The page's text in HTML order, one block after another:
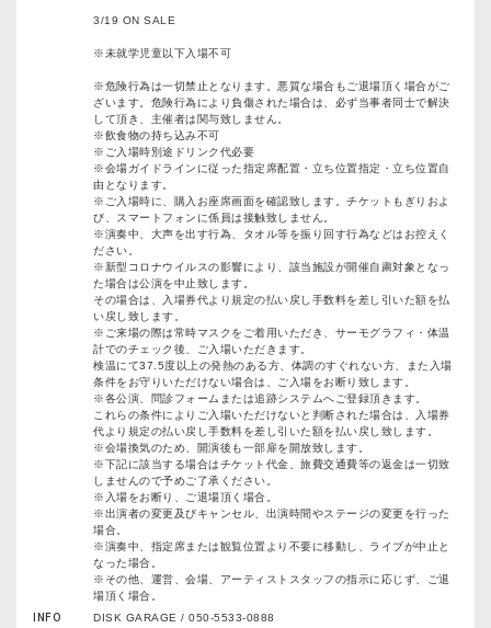
3/19 ON SALE
※未就学児童以下入場不可
※危険行為は一切禁止となります。悪質な場合もご退場頂く場合がご
ざいます。危険行為により負傷された場合は、必ず当事者同士で解決
して頂き、主催者は関与致しません。
※飲食物の持ち込み不可
※ご入場時別途ドリンク代必要
※会場ガイドラインに従った指定席配置・立ち位置指定・立ち位置自
由となります。
※ご入場時に、購入お座席画面を確認致します。チケットもぎりおよ
び、スマートフォンに係員は接触致しません。
※演奏中、大声を出す行為、タオル等を振り回す行為などはお控えく
ださい。
※新型コロナウイルスの影響により、該当施設が開催自粛対象となっ
た場合は公演を中止致します。
その場合は、入場券代より規定の払い戻し手数料を差し引いた額を払
い戻し致します。
※ご来場の際は常時マスクをご着用いただき、サーモグラフィ・体温
計でのチェック後、ご入場いただきます。
検温にて37.5度以上の発熱のある方、体調のすぐれない方、また入場
条件をお守りいただけない場合は、ご入場をお断り致します。
※各公演、問診フォームまたは追跡システムへご登録頂きます。
これらの条件によりご入場いただけないと判断された場合は、入場券
代より規定の払い戻し手数料を差し引いた額を払い戻し致します。
※会場換気のため、開演後も一部扉を開放致します。
※下記に該当する場合はチケット代金、旅費交通費等の返金は一切致
しませんので予めご了承ください。
※入場をお断り、ご退場頂く場合。
※出演者の変更及びキャンセル、出演時間やステージの変更を行った
場合。
※演奏中、指定席または観覧位置より不要に移動し、ライブが中止と
なった場合。
※その他、運営、会場、アーティストスタッフの指示に応じず、ご退
場頂く場合。
INFO
DISK GARAGE / 050-5533-0888